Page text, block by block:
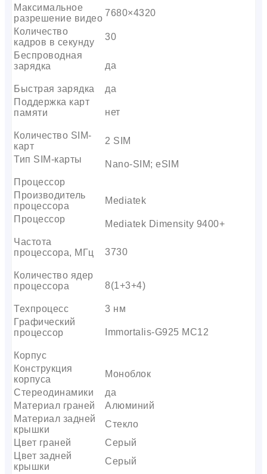
Максимальное
разрешение видео
7680×4320
Количество
кадров в секунду
30
Беспроводная
зарядка
да
Быстрая зарядка
да
Поддержка карт
памяти
нет
Количество SIM-
карт
2 SIM
Тип SIM-карты
Nano-SIM; eSIM
Процессор
Производитель
процессора
Mediatek
Процессор
Mediatek Dimensity 9400+
Частота
процессора, МГц
3730
Количество ядер
процессора
8(1+3+4)
Техпроцесс
3 нм
Графический
процессор
Immortalis-G925 MC12
Корпус
Конструкция
корпуса
Моноблок
Стереодинамики
да
Материал граней
Алюминий
Материал задней
крышки
Стекло
Цвет граней
Серый
Цвет задней
крышки
Серый